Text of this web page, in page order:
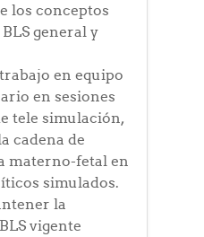
los conceptos
general y
en equipo
en sesiones
tele simulación,
cadena de
materno-fetal en
simulados.
la
vigente